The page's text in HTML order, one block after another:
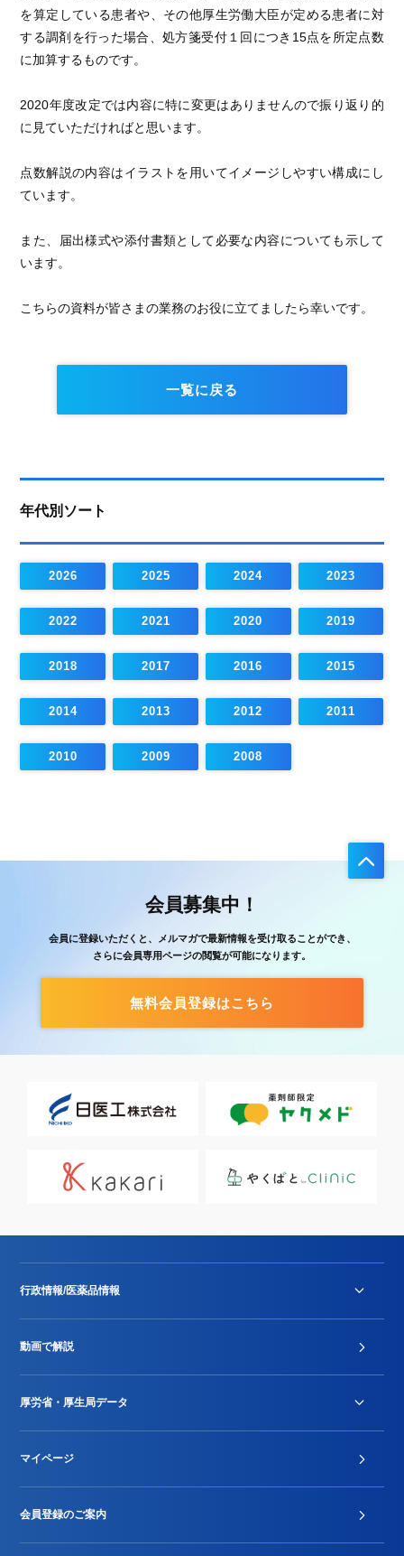
を算定している患者や、その他厚生労働大臣が定める患者に対
する調剤を行った場合、処方箋受付１回につき15点を所定点数
に加算するものです。
2020年度改定では内容に特に変更はありませんので振り返り的
に見ていただければと思います。
点数解説の内容はイラストを用いてイメージしやすい構成にし
ています。
また、届出様式や添付書類として必要な内容についても示して
います。
こちらの資料が皆さまの業務のお役に立てましたら幸いです。
一覧に戻る
年代別ソート
2026 2025 2024 2023
2022 2021 2020 2019
2018 2017 2016 2015
2014 2013 2012 2011
2010 2009 2008
会員募集中！
会員に登録いただくと、メルマガで最新情報を受け取ることができ、
さらに会員専用ページの閲覧が可能になります。
無料会員登録はこちら
行政情報/医薬品情報
Stu-GEレポート
動画で解説
厚労省・厚生局データ
2024年度新設項目届出状況
マイページ
会員登録のご案内